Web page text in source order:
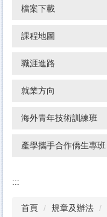
檔案下載
課程地圖
職涯進路
就業方向
海外青年技術訓練班
產學攜手合作僑生專班
:::
首頁 規章及辦法